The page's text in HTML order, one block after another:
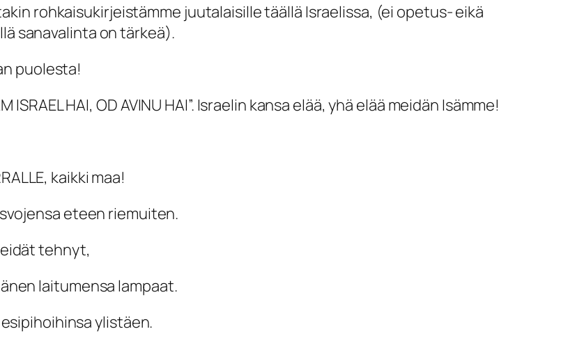
rohkaisukirjeistämme juutalaisille täällä Israelissa, (ei opetus- eikä
sanavalinta on tärkeä).
puolesta!
HAI, OD AVINU HAI”. Israelin kansa elää, yhä elää meidän Isämme!
kaikki maa!
eteen riemuiten.
tehnyt,
laitumensa lampaat.
ylistäen.